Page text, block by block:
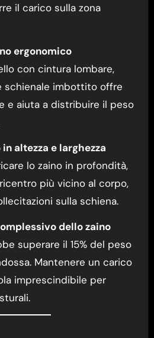
il carico sulla zona
ergonomico
con cintura lombare,
schienale imbottito offre
e aiuta a distribuire il peso
altezza e larghezza
lo zaino in profondità,
più vicino al corpo,
sulla schiena.
dello zaino
superare il 15% del peso
Mantenere un carico
imprescindibile per